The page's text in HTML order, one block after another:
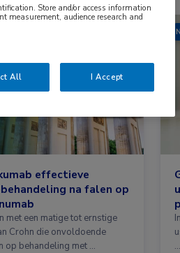
effectieve
na falen op
met een matige tot ernstige
Crohn die onvoldoende
op behandeling met …
…
Store and/or access information
measurement, audience research and
All I Accept